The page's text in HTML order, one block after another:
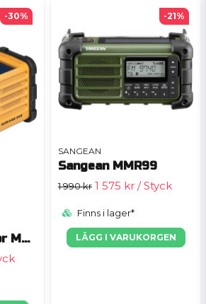
Sangean Survivor MMR-88 DAB Vevradio
-30%
SANGEAN
Sangean MMR99
1 990 kr 1 575 kr / Styck
Finns i lager*
LÄGG I VARUKORGEN
-21%